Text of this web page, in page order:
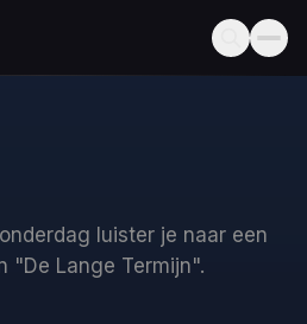
luister je naar een
"De Lange Termijn".